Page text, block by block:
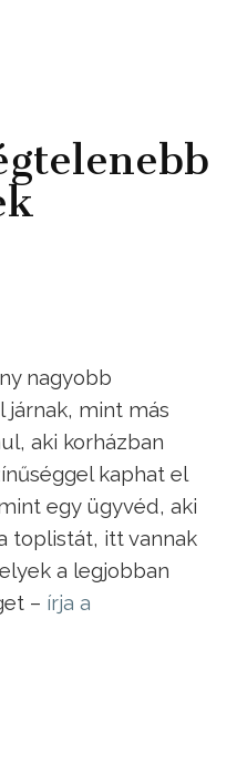
nagyobb
járnak, mint más
aki korházban
kaphat el
egy ügyvéd, aki
toplistát, itt vannak
a legjobban
– írja a